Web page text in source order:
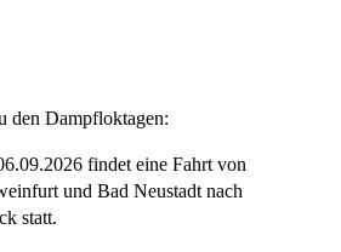
den Dampfloktagen:
findet eine Fahrt von
und Bad Neustadt nach
statt.